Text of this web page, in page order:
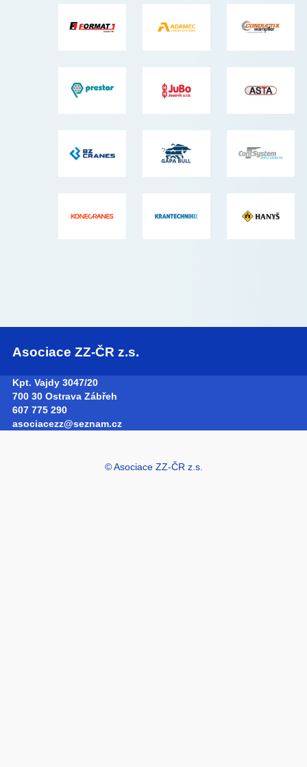
Asociace ZZ-ČR z.s.
Kpt. Vajdy 3047/20
700 30 Ostrava Zábřeh
607 775 290
asociacezz@seznam.cz
© Asociace ZZ-ČR z.s.